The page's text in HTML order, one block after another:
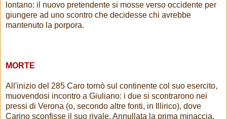
lontano: il nuovo pretendente si mosse verso occidente per
giungere ad uno scontro che decidesse chi avrebbe
mantenuto la porpora.
MORTE
All'inizio del 285 Caro tornò sul continente col suo esercito,
muovendosi incontro a Giuliano: i due si scontrarono nei
pressi di Verona (o, secondo altre fonti, in Illirico), dove
Carino sconfisse il suo rivale. Annullata la prima minaccia,